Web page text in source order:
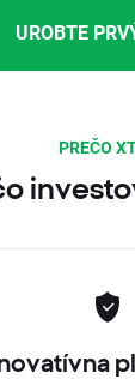
UROBTE
PREČO